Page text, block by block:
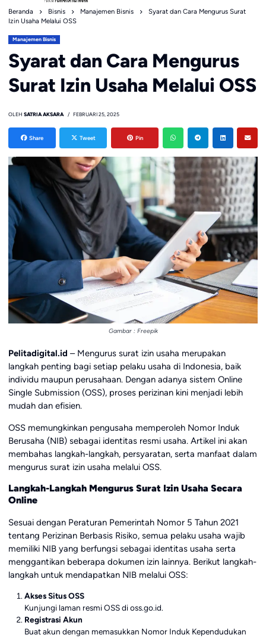
Beranda Bisnis Manajemen Bisnis
Syarat dan Cara Mengurus Surat
Izin Usaha Melalui OSS
Manajemen Bisnis
Syarat dan Cara Mengurus
Surat Izin Usaha Melalui OSS
OLEH SATRIA AKSARA FEBRUARI 25, 2025
Share Tweet Pin
Gambar : Freepik
Pelitadigital.id – Mengurus surat izin usaha merupakan
langkah penting bagi setiap pelaku usaha di Indonesia, baik
individu maupun perusahaan. Dengan adanya sistem Online
Single Submission (OSS), proses perizinan kini menjadi lebih
mudah dan efisien.
OSS memungkinkan pengusaha memperoleh Nomor Induk
Berusaha (NIB) sebagai identitas resmi usaha. Artikel ini akan
membahas langkah-langkah, persyaratan, serta manfaat dalam
mengurus surat izin usaha melalui OSS.
Langkah-Langkah Mengurus Surat Izin Usaha Secara
Online
Sesuai dengan Peraturan Pemerintah Nomor 5 Tahun 2021
tentang Perizinan Berbasis Risiko, semua pelaku usaha wajib
memiliki NIB yang berfungsi sebagai identitas usaha serta
menggantikan beberapa dokumen izin lainnya. Berikut langkah-
langkah untuk mendapatkan NIB melalui OSS:
Akses Situs OSS
Kunjungi laman resmi OSS dioss.go.id.
Registrasi Akun
Buat akun dengan memasukkan Nomor Induk Kependudukan